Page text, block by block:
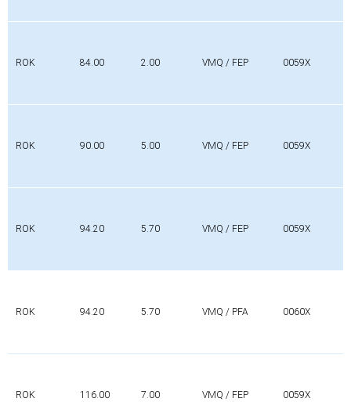
ROK 84.00 2.00 VMQ / FEP 0059X
ROK 90.00 5.00 VMQ / FEP 0059X
ROK 94.20 5.70 VMQ / FEP 0059X
ROK 94.20 5.70 VMQ / PFA 0060X
ROK 116.00 7.00 VMQ / FEP 0059X